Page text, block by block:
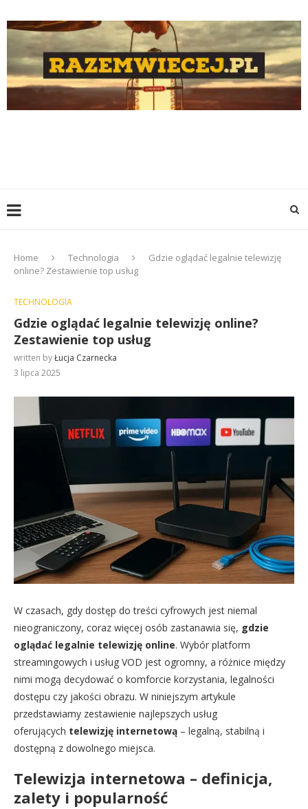
Home Technologia
Gdzie oglądać legalnie telewizję
online? Zestawienie top usług
TECHNOLOGIA
Gdzie oglądać legalnie telewizję online?
Zestawienie top usług
written byŁucja Czarnecka
3 lipca 2025
W czasach, gdy dostęp do treści cyfrowych jest niemal
nieograniczony, coraz więcej osób zastanawia się, gdzie
oglądać legalnie telewizję online. Wybór platform
streamingowych i usług VOD jest ogromny, a różnice między
nimi mogą decydować o komforcie korzystania, legalności
dostępu czy jakości obrazu. W niniejszym artykule
przedstawiamy zestawienie najlepszych usług
oferujących telewizję internetową – legalną, stabilną i
dostępną z dowolnego miejsca.
Telewizja internetowa – definicja,
zalety i popularność